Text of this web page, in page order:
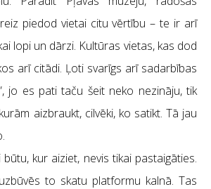
piedod vietai citu vērtību – te ir arī
lopi un dārzi. Kultūras vietas, kas dod
arī citādi. Ļoti svarīgs arī sadarbības
jo es pati taču šeit neko nezināju, tik
aizbraukt, cilvēki, ko satikt. Tā jau
būtu, kur aiziet, nevis tikai pastaigāties.
to skatu platformu kalnā. Tas